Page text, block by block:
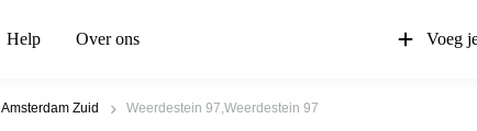
Help Over ons Voeg
Amsterdam Zuid Weerdestein 97,Weerdestein 97